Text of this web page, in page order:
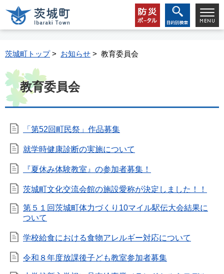
茨城町トップ> お知らせ > 教育委員会
教育委員会
「第52回町民祭」作品募集
就学時健康診断の実施について
『夏休み体験教室』の参加者募集！
茨城町文化交流会館の施設愛称が決定しました！！
第５１回茨城町体力づくり10マイル駅伝大会結果に
ついて
学校給食における食物アレルギー対応について
令和８年度放課後子ども教室参加者募集